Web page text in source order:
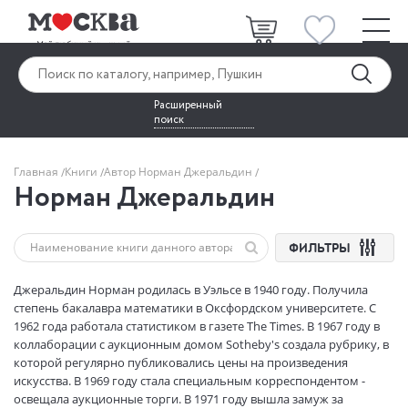
Расширенный
поиск
Главная Книги Автор Норман Джеральдин
Норман Джеральдин
ФИЛЬТРЫ
Джеральдин Норман родилась в Уэльсе в 1940 году. Получила
степень бакалавра математики в Оксфордском университете. С
1962 года работала статистиком в газете The Times. В 1967 году в
коллаборации с аукционным домом Sotheby's создала рубрику, в
которой регулярно публиковались цены на произведения
искусства. В 1969 году стала специальным корреспондентом -
освещала аукционные торги. В 1971 году вышла замуж за